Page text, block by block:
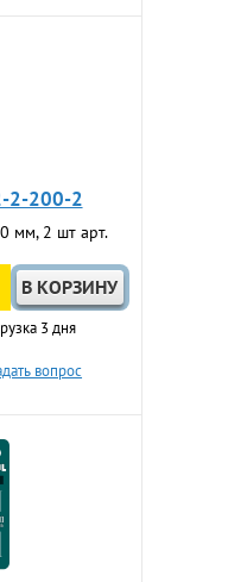
2-200-2
мм, 2 шт арт.
3 дня
вопрос